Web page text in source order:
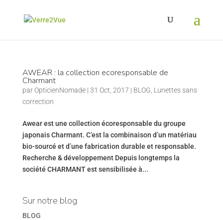
AWEAR : la collection ecoresponsable de
Charmant
par OpticienNomade| 31 Oct, 2017 | BLOG Lunettes sans
correction
Awear est une collection écoresponsable du groupe
japonais Charmant. C’est la combinaison d’un matériau
bio-sourcé et d’une fabrication durable et responsable.
Recherche & développement Depuis longtemps la
société CHARMANT est sensibilisée à...
Sur notre blog
BLOG